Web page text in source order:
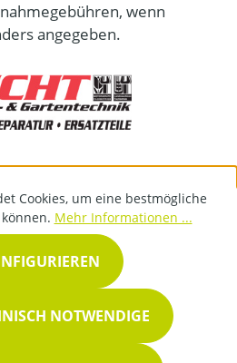
wenn
angegeben.
Cookies, um eine bestmögliche
Mehr Informationen ...
NOTWENDIGE